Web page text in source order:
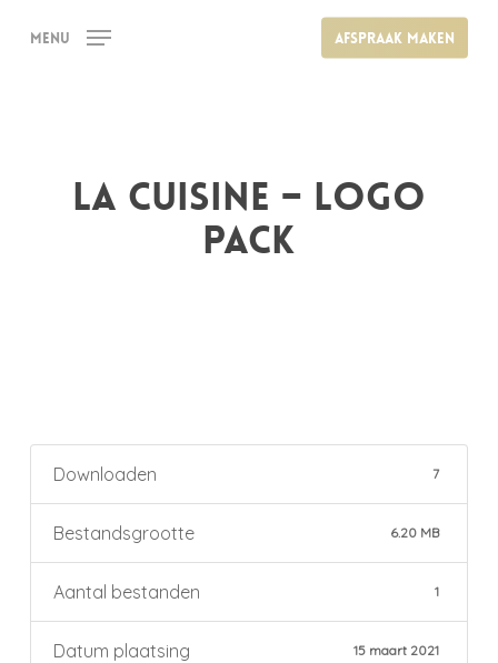
Afspraak maken
Menu
LA CUISINE – Logo
PACK
Downloaden 7
Bestandsgrootte 6.20 MB
Aantal bestanden 1
Datum plaatsing 15 maart 2021